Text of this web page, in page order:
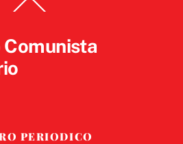
To
Comunista
PERIODICO